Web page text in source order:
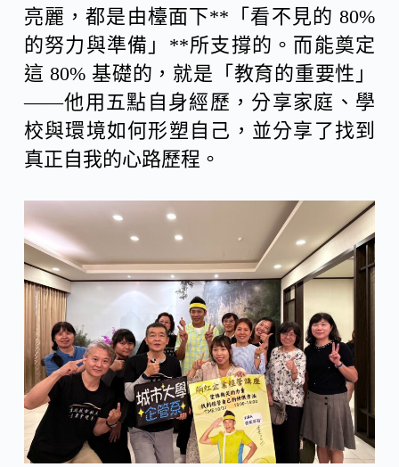
亮麗，都是由檯面下**「看不見的 80%
的努力與準備」**所支撐的。而能奠定
這 80% 基礎的，就是「教育的重要性」
——他用五點自身經歷，分享家庭、學
校與環境如何形塑自己，並分享了找到
真正自我的心路歷程。